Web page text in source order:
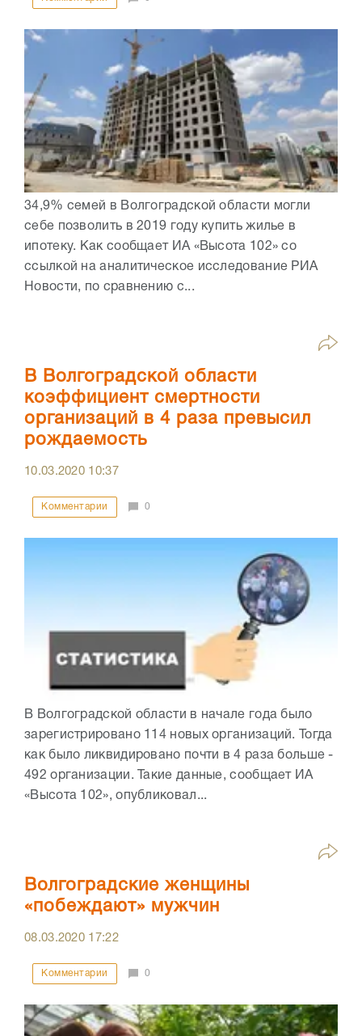
34,9% семей в Волгоградской области могли
себе позволить в 2019 году купить жилье в
ипотеку. Как сообщает ИА «Высота 102» со
ссылкой на аналитическое исследование РИА
Новости, по сравнению с...
В Волгоградской области
коэффициент смертности
организаций в 4 раза превысил
рождаемость
10.03.2020 10:37
Комментарии 0
В Волгоградской области в начале года было
зарегистрировано 114 новых организаций. Тогда
как было ликвидировано почти в 4 раза больше -
492 организации. Такие данные, сообщает ИА
«Высота 102», опубликовал...
Волгоградские женщины
«побеждают» мужчин
08.03.2020 17:22
Комментарии 0